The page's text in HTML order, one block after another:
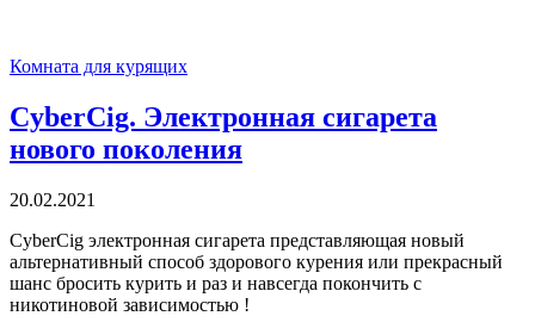
Комната для курящих
CyberCig. Электронная сигарета
нового поколения
20.02.2021
CyberCig электронная сигарета представляющая новый
альтернативный способ здорового курения или прекрасный
шанс бросить курить и раз и навсегда покончить с
никотиновой зависимостью !